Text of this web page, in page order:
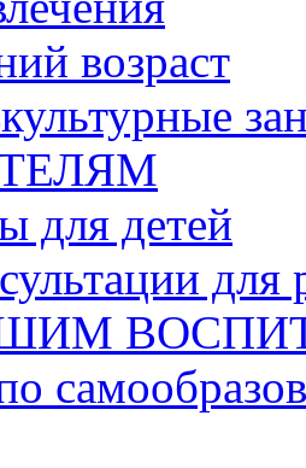
возраст
для детей
для